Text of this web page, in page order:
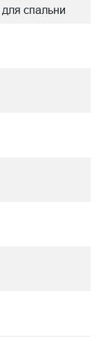
спальни